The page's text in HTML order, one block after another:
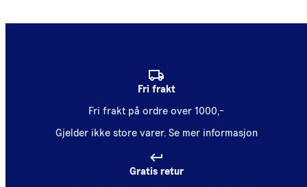
Fri frakt
Fri frakt på ordre over 1000,-
Gjelder ikke store varer. Se mer informasjon
Gratis retur